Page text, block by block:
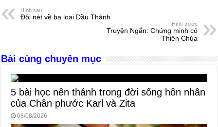
e
b
o
k
e
n
er
s
A
p
a
d
Hình sau
Đôi nét về ba loại Dầu Thánh
Hình trước
Truyện Ngắn: Chứng minh có
Thiên Chúa
Bài cùng chuyên mục
5 bài học nên thánh trong đời sống hôn nhân
của Chân phước Karl và Zita
08/08/2026